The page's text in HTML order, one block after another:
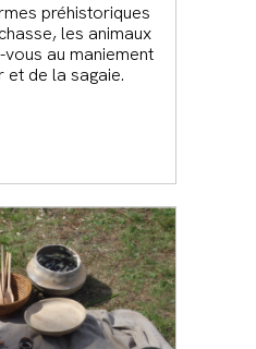
préhistoriques
les animaux
au maniement
et de la sagaie.